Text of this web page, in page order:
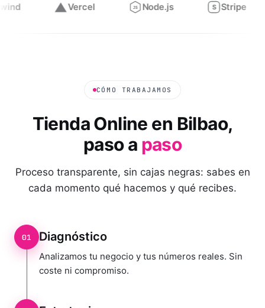
Vercel JS Node.js S Stripe Figma
CÓMO TRABAJAMOS
Tienda Online en Bilbao,
paso a paso
Proceso transparente, sin cajas negras: sabes en
cada momento qué hacemos y qué recibes.
01 Diagnóstico
Analizamos tu negocio y tus números reales. Sin
coste ni compromiso.